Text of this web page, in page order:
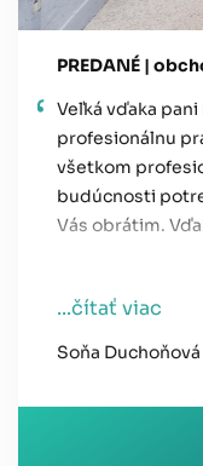
PREDANÉ |
Veľká vďaka
profesionálnu
všetkom
budúcnosti
Vás obrátim.
...čítať viac
Soňa Duchoňová